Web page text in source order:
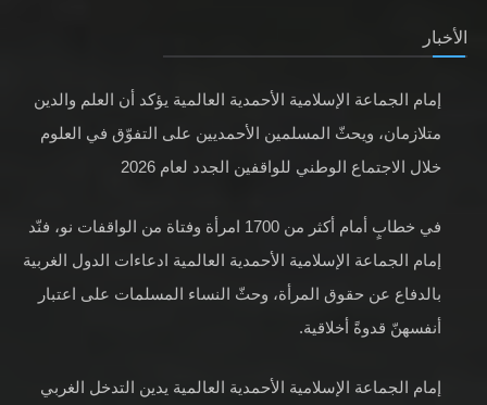
الأخبار
إمام الجماعة الإسلامية الأحمدية العالمية يؤكد أن العلم والدين
متلازمان، ويحثّ المسلمين الأحمديين على التفوّق في العلوم
خلال الاجتماع الوطني للواقفين الجدد لعام 2026
في خطابٍ أمام أكثر من 1700 امرأة وفتاة من الواقفات نو، فنّد
إمام الجماعة الإسلامية الأحمدية العالمية ادعاءات الدول الغربية
بالدفاع عن حقوق المرأة، وحثّ النساء المسلمات على اعتبار
أنفسهنّ قدوةً أخلاقية.
إمام الجماعة الإسلامية الأحمدية العالمية يدين التدخل الغربي